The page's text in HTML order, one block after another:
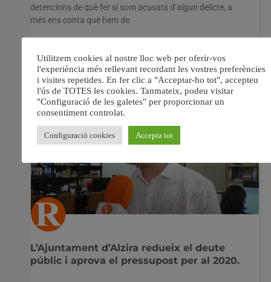
detencions de què fer si som acusats d’algun delicte, a
més ens conta què hem de
4 març, 2020 No hi ha comentaris
L’Ajuntament d’Alzira redueix el deute
públic i aprova el pressupost per al 2020.